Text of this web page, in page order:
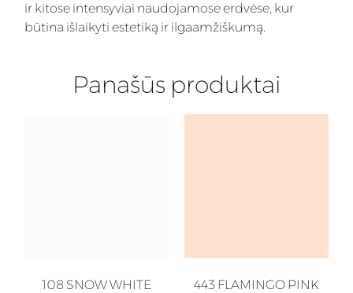
ir kitose intensyviai naudojamose erdvėse, kur
būtina išlaikyti estetiką ir ilgaamžiškumą.
Panašūs produktai
108 SNOW WHITE 443 FLAMINGO PINK